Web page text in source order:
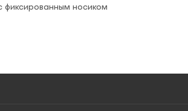
фиксированным носиком